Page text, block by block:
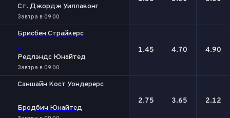
Ст. Джордж Уиллавонг
Завтра в 09:00
Брисбен Страйкерс
-
Редлэндс Юнайтед
Завтра в 09:00
1.45 4.70 4.90
Саншайн Кост Уондерерс
-
Бродбич Юнайтед
2.75 3.65 2.12